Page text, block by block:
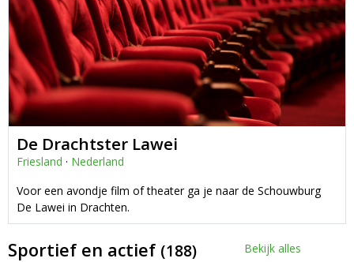
De Drachtster Lawei
Friesland · Nederland
Voor een avondje film of theater ga je naar de Schouwburg
De Lawei in Drachten.
Sportief en actief (188) Bekijk alles